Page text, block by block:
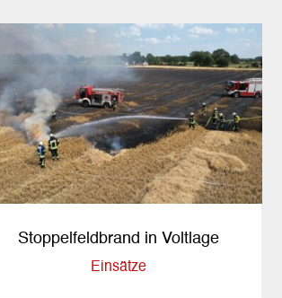
Stoppelfeldbrand in Voltlage
Einsätze